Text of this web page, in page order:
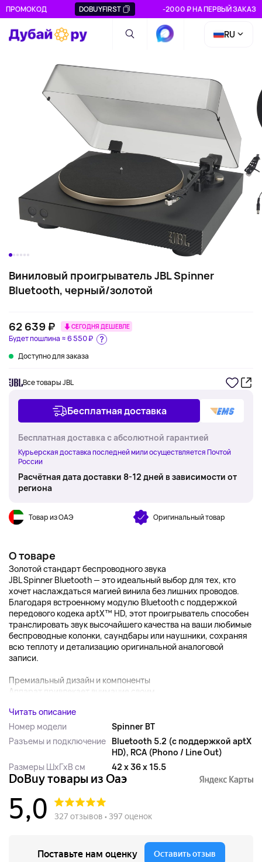
ПРОМОКОД DOBUYFIRST -2000 ₽ НА ПЕРВЫЙ ЗАКАЗ
RU
Виниловый проигрыватель JBL Spinner
Bluetooth, черный/золотой
Будет пошлина ≈6 550 ₽
62 639 ₽ СЕГОДНЯ ДЕШЕВЛЕ
Доступно для заказа
Все товары JBL
Бесплатная доставка
Бесплатная доставка с абсолютной гарантией
Курьерская доставка последней мили осуществляется Почтой
России
Расчётная дата доставки 8-12 дней в зависимости от
региона
Товар из ОАЭ Оригинальный товар
О товаре
Золотой стандарт беспроводного звука
JBL Spinner Bluetooth — это идеальный выбор для тех, кто
хочет наслаждаться магией винила без лишних проводов.
Благодаря встроенному модулю Bluetooth с поддержкой
передового кодека aptX™ HD, этот проигрыватель способен
транслировать звук высочайшего качества на ваши любимые
беспроводные колонки, саундбары или наушники, сохраняя
всю теплоту и детализацию оригинальной аналоговой
записи.
Премиальный дизайн и компоненты
Аппарат привлекает внимание своим ...
Читать описание
Номер модели
Spinner BT
Разъемы и подключение Bluetooth 5.2 (с поддержкой aptX
HD), RCA (Phono / Line Out)
Размеры ШхГхВ см
42 x 36 x 15.5